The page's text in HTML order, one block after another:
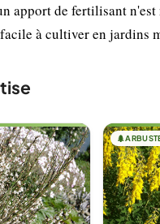
apport de fertilisant
à cultiver en jardins
🌲